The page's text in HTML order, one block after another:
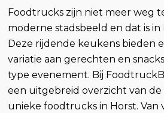
Foodtrucks zijn niet meer weg
moderne stadsbeeld en dat is in
Deze rijdende keukens bieden
variatie aan gerechten en
type evenement. Bij
een uitgebreid overzicht van
unieke foodtrucks in Horst. Van